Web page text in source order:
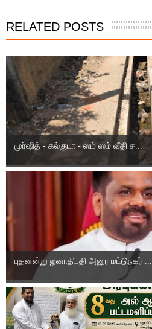
RELATED POSTS
முர்ஷித் - கல்குடா - ஸம் ஸம் வீதி ச...
புதனன்று ஜனாதிபதி அனுர மட்டுநகர் ...